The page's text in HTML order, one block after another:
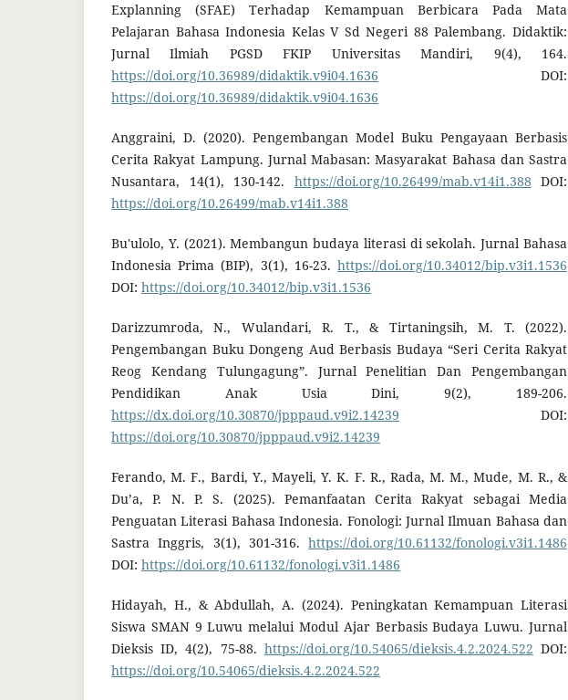
Explanning (SFAE) Terhadap Kemampuan Berbicara Pada Mata
Pelajaran Bahasa Indonesia Kelas V Sd Negeri 88 Palembang. Didaktik:
Jurnal Ilmiah PGSD FKIP Universitas Mandiri, 9(4), 164.
https://doi.org/10.36989/didaktik.v9i04.1636 DOI:
https://doi.org/10.36989/didaktik.v9i04.1636
Anggraini, D. (2020). Pengembangan Model Buku Pengayaan Berbasis
Cerita Rakyat Lampung. Jurnal Mabasan: Masyarakat Bahasa dan Sastra
Nusantara, 14(1), 130-142. https://doi.org/10.26499/mab.v14i1.388 DOI:
https://doi.org/10.26499/mab.v14i1.388
Bu'ulolo, Y. (2021). Membangun budaya literasi di sekolah. Jurnal Bahasa
Indonesia Prima (BIP), 3(1), 16-23. https://doi.org/10.34012/bip.v3i1.1536
DOI: https://doi.org/10.34012/bip.v3i1.1536
Darizzumroda, N., Wulandari, R. T., & Tirtaningsih, M. T. (2022).
Pengembangan Buku Dongeng Aud Berbasis Budaya “Seri Cerita Rakyat
Reog Kendang Tulungagung”. Jurnal Penelitian Dan Pengembangan
Pendidikan Anak Usia Dini, 9(2), 189-206.
https://dx.doi.org/10.30870/jpppaud.v9i2.14239 DOI:
https://doi.org/10.30870/jpppaud.v9i2.14239
Ferando, M. F., Bardi, Y., Mayeli, Y. K. F. R., Rada, M. M., Mude, M. R., &
Du’a, P. N. P. S. (2025). Pemanfaatan Cerita Rakyat sebagai Media
Penguatan Literasi Bahasa Indonesia. Fonologi: Jurnal Ilmuan Bahasa dan
Sastra Inggris, 3(1), 301-316. https://doi.org/10.61132/fonologi.v3i1.1486
DOI: https://doi.org/10.61132/fonologi.v3i1.1486
Hidayah, H., & Abdullah, A. (2024). Peningkatan Kemampuan Literasi
Siswa SMAN 9 Luwu melalui Modul Ajar Berbasis Budaya Luwu. Jurnal
Dieksis ID, 4(2), 75-88. https://doi.org/10.54065/dieksis.4.2.2024.522 DOI:
https://doi.org/10.54065/dieksis.4.2.2024.522